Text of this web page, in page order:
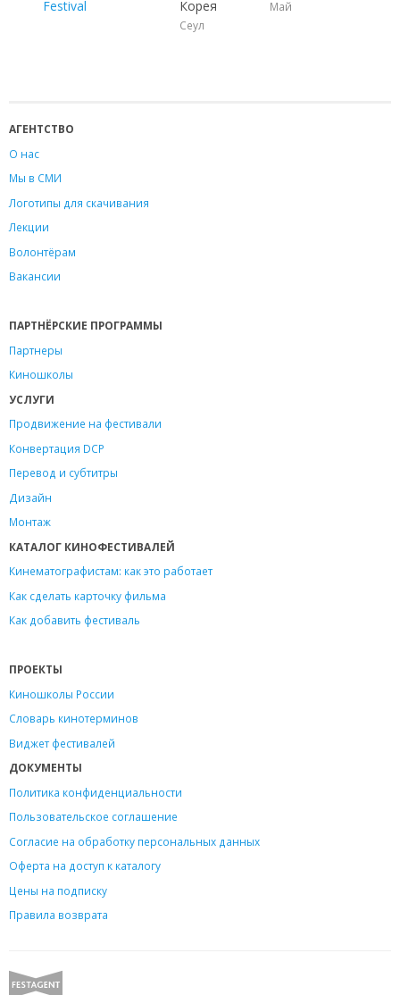
Festival
Корея
Сеул
Май
АГЕНТСТВО
О нас
Мы в СМИ
Логотипы для скачивания
Лекции
Волонтёрам
Вакансии
ПАРТНЁРСКИЕ ПРОГРАММЫ
Партнеры
Киношколы
УСЛУГИ
Продвижение на фестивали
Конвертация DCP
Перевод и субтитры
Дизайн
Монтаж
КАТАЛОГ КИНОФЕСТИВАЛЕЙ
Кинематографистам: как это работает
Как сделать карточку фильма
Как добавить фестиваль
ПРОЕКТЫ
Киношколы России
Словарь кинотерминов
Виджет фестивалей
ДОКУМЕНТЫ
Политика конфиденциальности
Пользовательское соглашение
Согласие на обработку персональных данных
Оферта на доступ к каталогу
Цены на подписку
Правила возврата